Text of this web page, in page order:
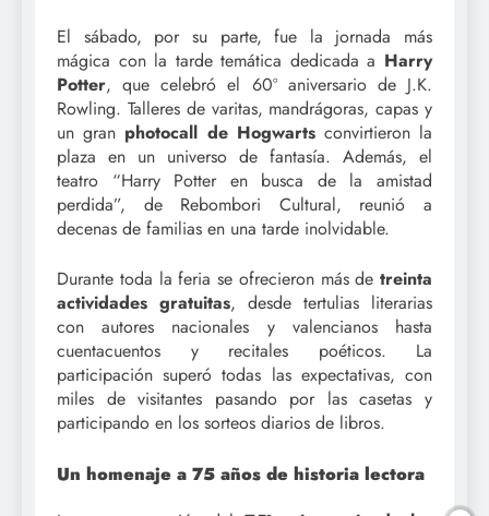
El sábado, por su parte, fue la jornada más
mágica con la tarde temática dedicada a Harry
Potter, que celebró el 60º aniversario de J.K.
Rowling. Talleres de varitas, mandrágoras, capas y
un gran photocall de Hogwartsconvirtieron la
plaza en un universo de fantasía. Además, el
teatro “Harry Potter en busca de la amistad
perdida”, de Rebombori Cultural, reunió a
decenas de familias en una tarde inolvidable.
Durante toda la feria se ofrecieron más de treinta
actividades gratuitas, desde tertulias literarias
con autores nacionales y valencianos hasta
cuentacuentos y recitales poéticos. La
participación superó todas las expectativas, con
miles de visitantes pasando por las casetas y
participando en los sorteos diarios de libros.
Un homenaje a 75 años de historia lectora